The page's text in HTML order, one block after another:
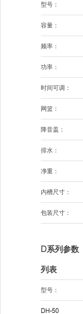
型号：
容量：
频率：
功率：
时间可调：
网篮：
降音盖：
排水：
净重：
内槽尺寸：
包装尺寸：
D系列参数
列表
型号：
DH-50